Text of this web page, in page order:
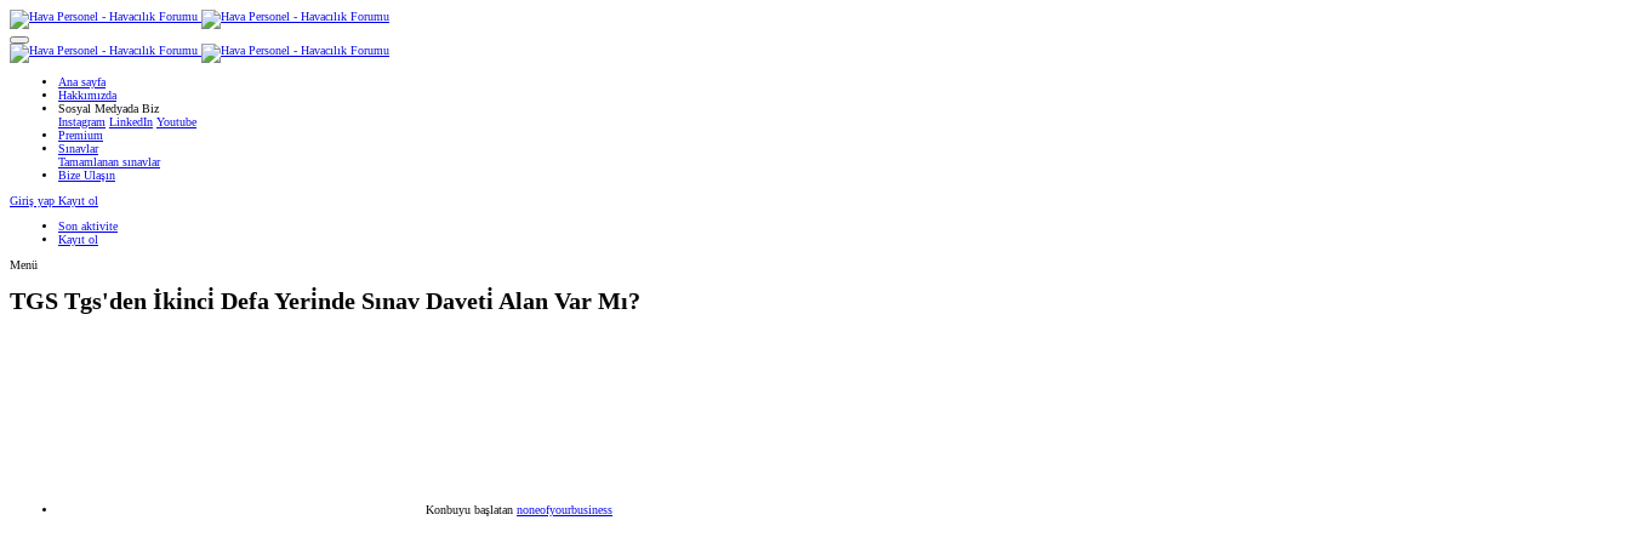
Ana sayfa
Hakkımızda
Sosyal Medyada Biz
Instagram LinkedIn Youtube
Premium
Sınavlar
Tamamlanan sınavlar
Bize Ulaşın
Giriş yap Kayıt ol
Son aktivite
Kayıt ol
Menü
TGS Tgs'den İki̇nci̇ Defa Yeri̇nde Sınav Daveti̇ Alan Var Mı?
Konbuyu başlatan noneofyourbusiness